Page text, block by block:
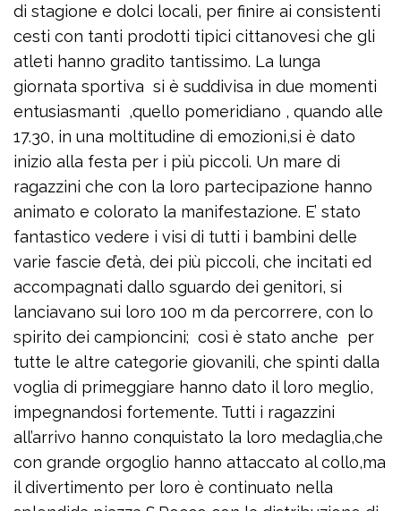
di stagione e dolci locali, per finire ai consistenti
cesti con tanti prodotti tipici cittanovesi che gli
atleti hanno gradito tantissimo. La lunga
giornata sportiva si è suddivisa in due momenti
entusiasmanti ,quello pomeridiano , quando alle
17.30, in una moltitudine di emozioni,si è dato
inizio alla festa per i più piccoli. Un mare di
ragazzini che con la loro partecipazione hanno
animato e colorato la manifestazione. E’ stato
fantastico vedere i visi di tutti i bambini delle
varie fascie d’età, dei più piccoli, che incitati ed
accompagnati dallo sguardo dei genitori, si
lanciavano sui loro 100 m da percorrere, con lo
spirito dei campioncini; così è stato anche per
tutte le altre categorie giovanili, che spinti dalla
voglia di primeggiare hanno dato il loro meglio,
impegnandosi fortemente. Tutti i ragazzini
all’arrivo hanno conquistato la loro medaglia,che
con grande orgoglio hanno attaccato al collo,ma
il divertimento per loro è continuato nella